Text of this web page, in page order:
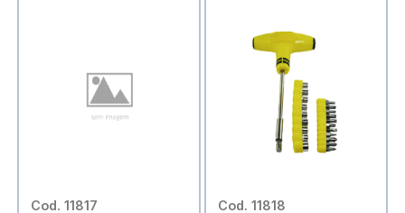
Cod. 11817
Cod. 11818